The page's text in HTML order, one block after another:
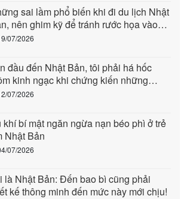
sai lầm phổ biến khi đi du lịch Nhật
nên ghim kỹ để tránh rước họa vào
(phần 1)
07/2026
đầu đến Nhật Bản, tôi phải há hốc
kinh ngạc khi chứng kiến những
này: Quả là “quốc gia đến từ tương
07/2026
khí bí mật ngăn ngừa nạn béo phì ở trẻ
Nhật Bản
07/2026
là Nhật Bản: Đến bao bì cũng phải
kế thông minh đến mức này mới chịu!